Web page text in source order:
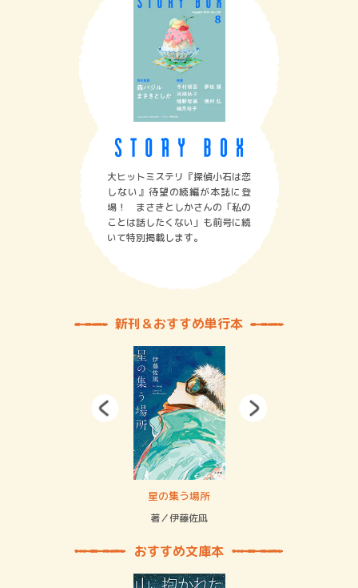
大ヒットミステリ『探偵小石は恋
しない』待望の続編が本誌に登
場！ まさきとしかさんの「私の
ことは話したくない」も前号に続
いて特別掲載します。
新刊＆おすすめ単行本
星の集う場所
著／伊藤佐凪
おすすめ文庫本